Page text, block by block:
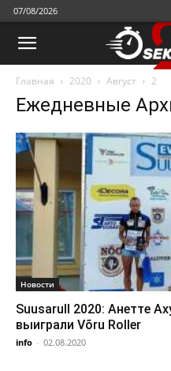
07/08/2026
Главная 2020 Август 2
Ежедневные
Новости
Suusarull 2020: Анетте
выиграли Võru Roller
info - 02.08.2020